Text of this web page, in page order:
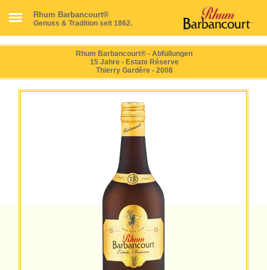
Rhum Barbancourt®
Genuss & Tradition seit 1862.
Rhum Barbancourt® - Abfüllungen
15 Jahre - Estate Réserve
Thierry Gardère - 2008